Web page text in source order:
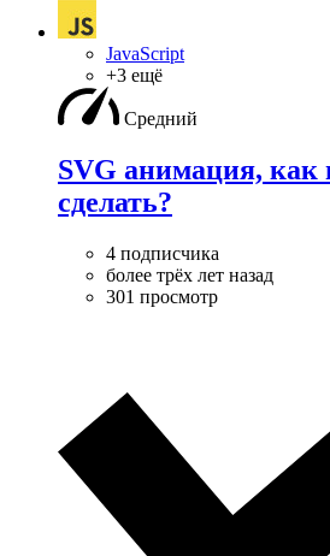
JavaScript
+3 ещё
Средний
SVG анимация, как
сделать?
4 подписчика
более трёх лет назад
301 просмотр